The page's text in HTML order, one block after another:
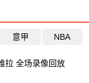
意甲 NBA
拉 全场录像回放